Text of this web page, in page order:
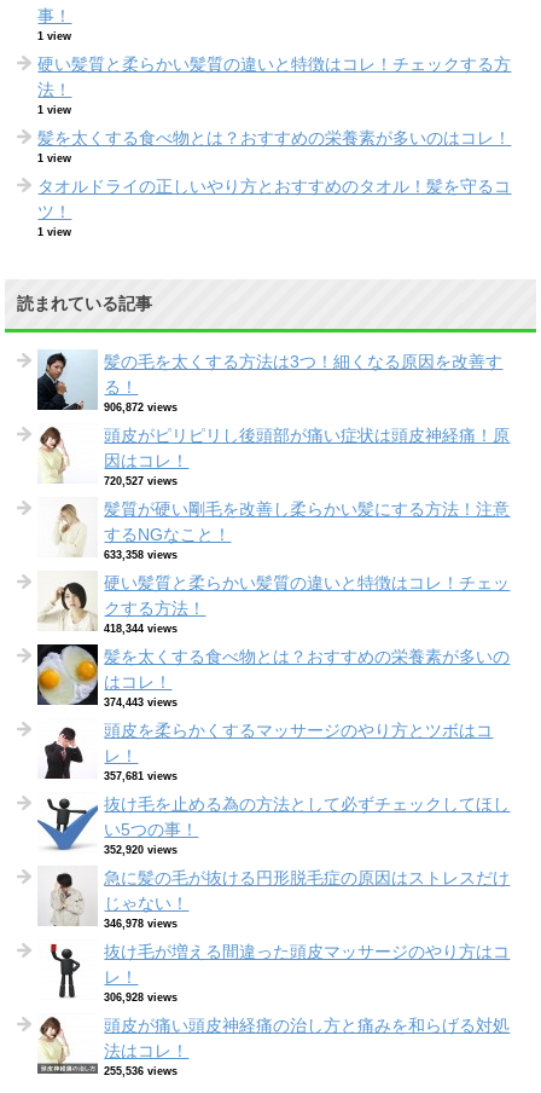
事！
1 view
硬い髪質と柔らかい髪質の違いと特徴はコレ！チェックする方
法！
1 view
髪を太くする食べ物とは？おすすめの栄養素が多いのはコレ！
1 view
タオルドライの正しいやり方とおすすめのタオル！髪を守るコ
ツ！
1 view
読まれている記事
髪の毛を太くする方法は3つ！細くなる原因を改善す
る！
906,872 views
頭皮がピリピリし後頭部が痛い症状は頭皮神経痛！原
因はコレ！
720,527 views
髪質が硬い剛毛を改善し柔らかい髪にする方法！注意
するNGなこと！
633,358 views
硬い髪質と柔らかい髪質の違いと特徴はコレ！チェッ
クする方法！
418,344 views
髪を太くする食べ物とは？おすすめの栄養素が多いの
はコレ！
374,443 views
頭皮を柔らかくするマッサージのやり方とツボはコ
レ！
357,681 views
抜け毛を止める為の方法として必ずチェックしてほし
い5つの事！
352,920 views
急に髪の毛が抜ける円形脱毛症の原因はストレスだけ
じゃない！
346,978 views
抜け毛が増える間違った頭皮マッサージのやり方はコ
レ！
306,928 views
頭皮が痛い頭皮神経痛の治し方と痛みを和らげる対処
法はコレ！
255,536 views